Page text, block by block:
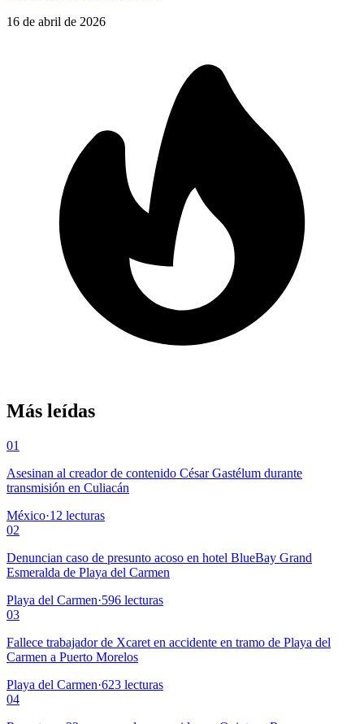
16 de abril de 2026
Más leídas
01
Asesinan al creador de contenido César Gastélum durante
transmisión en Culiacán
México·12 lecturas
02
Denuncian caso de presunto acoso en hotel BlueBay Grand
Esmeralda de Playa del Carmen
Playa del Carmen·596 lecturas
03
Fallece trabajador de Xcaret en accidente en tramo de Playa del
Carmen a Puerto Morelos
Playa del Carmen·623 lecturas
04